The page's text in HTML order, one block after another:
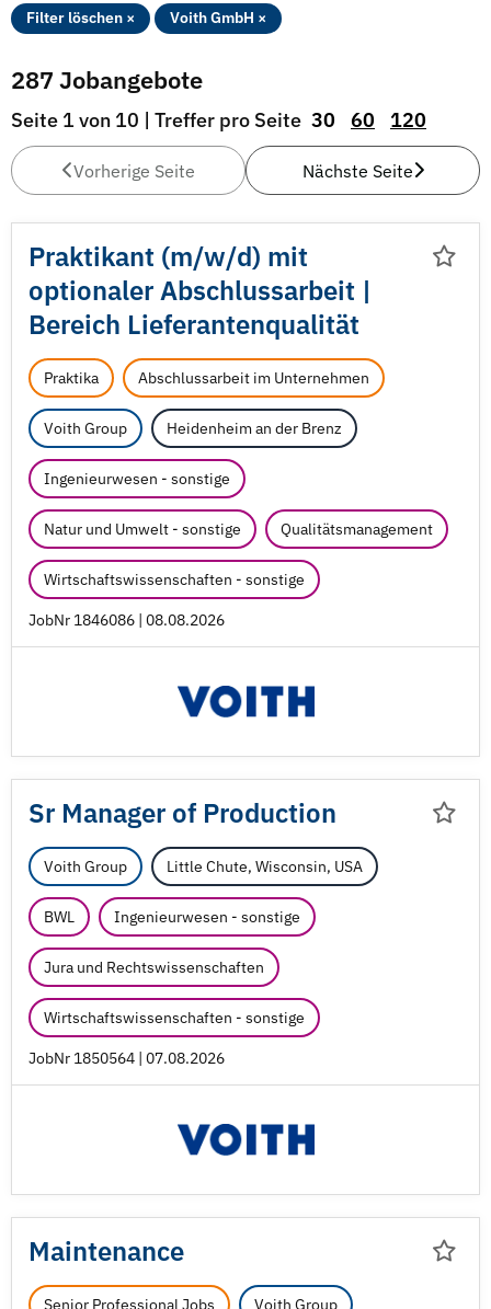
Filter löschen × Voith GmbH ×
287 Jobangebote
Seite 1 von 10 | Treffer pro Seite 30 60 120
Vorherige Seite Nächste Seite
Praktikant (m/w/d) mit
optionaler Abschlussarbeit |
Bereich Lieferantenqualität
Praktika Abschlussarbeit im Unternehmen
Voith Group Heidenheim an der Brenz
Ingenieurwesen - sonstige
Natur und Umwelt - sonstige Qualitätsmanagement
Wirtschaftswissenschaften - sonstige
JobNr 1846086 | 08.08.2026
Sr Manager of Production
Voith Group Little Chute, Wisconsin, USA
BWL Ingenieurwesen - sonstige
Jura und Rechtswissenschaften
Wirtschaftswissenschaften - sonstige
JobNr 1850564 | 07.08.2026
Maintenance
Senior Professional Jobs Voith Group